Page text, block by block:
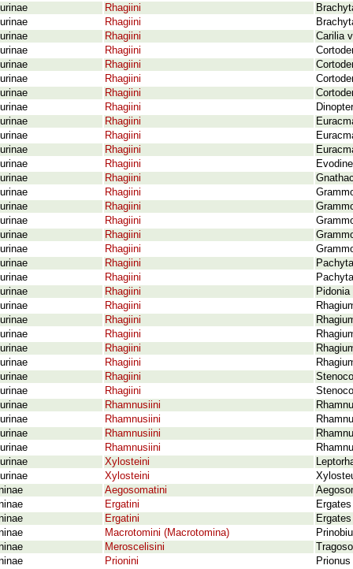
Rhagiini
Rhagiini
Rhagiini
Carilia
Rhagiini
Rhagiini
Rhagiini
Rhagiini
Rhagiini
Rhagiini
Rhagiini
Rhagiini
Rhagiini
Rhagiini
Rhagiini
Rhagiini
Rhagiini
Rhagiini
Rhagiini
Rhagiini
Rhagiini
Rhagiini
Rhagiini
Rhagiini
Rhagiini
Rhagiini
Rhagiini
Rhagiini
Rhagiini
Rhamnusiini
Rhamnusiini
Rhamnusiini
Rhamnusiini
Xylosteini
Xylosteini
Aegosomatini
Ergatini
Ergatini
Macrotomini (Macrotomina)
Meroscelisini
Prionini